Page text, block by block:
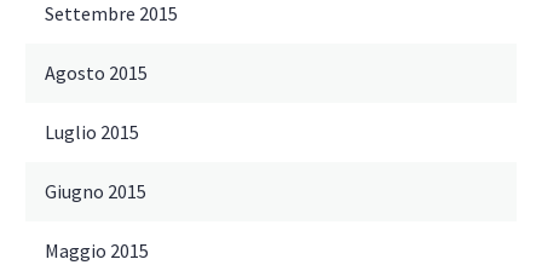
Settembre 2015
Agosto 2015
Luglio 2015
Giugno 2015
Maggio 2015